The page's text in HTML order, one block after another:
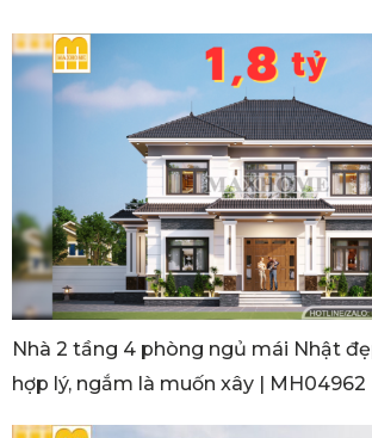
Nhà 2 tầng 4 phòng ngủ mái Nhật
hợp lý, ngắm là muốn xây | MH04962